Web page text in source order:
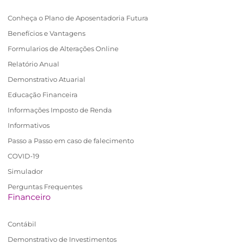
Conheça o Plano de Aposentadoria Futura
Benefícios e Vantagens
Formularios de Alterações Online
Relatório Anual
Demonstrativo Atuarial
Educação Financeira
Informações Imposto de Renda
Informativos
Passo a Passo em caso de falecimento
COVID-19
Simulador
Perguntas Frequentes
Financeiro
Contábil
Demonstrativo de Investimentos